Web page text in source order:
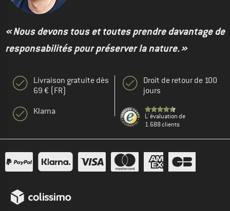
« Nous devons tous et toutes prendre davantage de
responsabilités pour préserver la nature. »
Livraison gratuite dès
69 € (FR)
Klarna
Droit de retour de 100
jours
L' évaluation de
1.688 clients